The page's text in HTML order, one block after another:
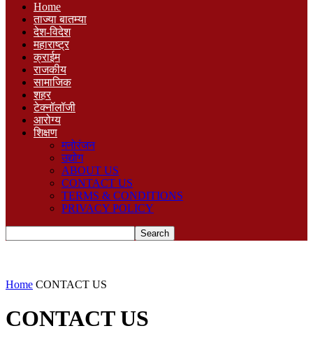
Home
ताज्या बातम्या
देश-विदेश
महाराष्ट्र
क्राईम
राजकीय
सामाजिक
शहर
टेक्नॉलॉजी
आरोग्य
शिक्षण
मनोरंजन
उद्योग
ABOUT US
CONTACT US
TERMS & CONDITIONS
PRIVACY POLICY
Home CONTACT US
CONTACT US